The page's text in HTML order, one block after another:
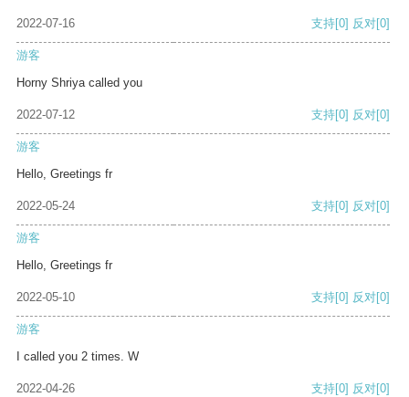
2022-07-16 支持[0] 反对[0]
游客
Horny Shriya called you
2022-07-12 支持[0] 反对[0]
游客
Hello, Greetings fr
2022-05-24 支持[0] 反对[0]
游客
Hello, Greetings fr
2022-05-10 支持[0] 反对[0]
游客
I called you 2 times. W
2022-04-26 支持[0] 反对[0]